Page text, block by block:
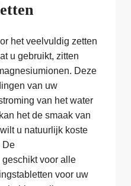
het veelvuldig zetten
u gebruikt, zitten
Deze
van uw
van het water
het de smaak van
u natuurlijk koste
De
voor alle
voor uw